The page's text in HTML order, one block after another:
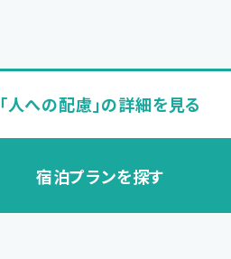
「人への配慮」の詳細を見る
宿泊プランを探す